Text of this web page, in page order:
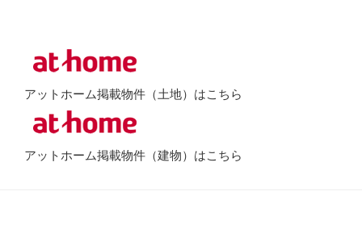
アットホーム掲載物件（土地）はこちら
アットホーム掲載物件（建物）はこちら